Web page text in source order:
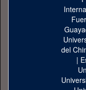
del
|